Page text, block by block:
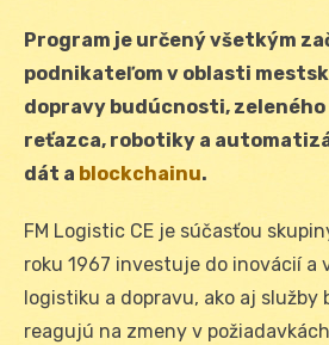
Program je určený všetkým
podnikateľom v oblasti
dopravy budúcnosti,
reťazca, robotiky a
dát a blockchainu.
FM Logistic CE je súčasťou
roku 1967 investuje do inovácií a
logistiku a dopravu, ako aj služby
reagujú na zmeny v